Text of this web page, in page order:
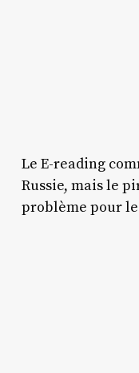
Le E-reading
Russie, mais le
problème pour